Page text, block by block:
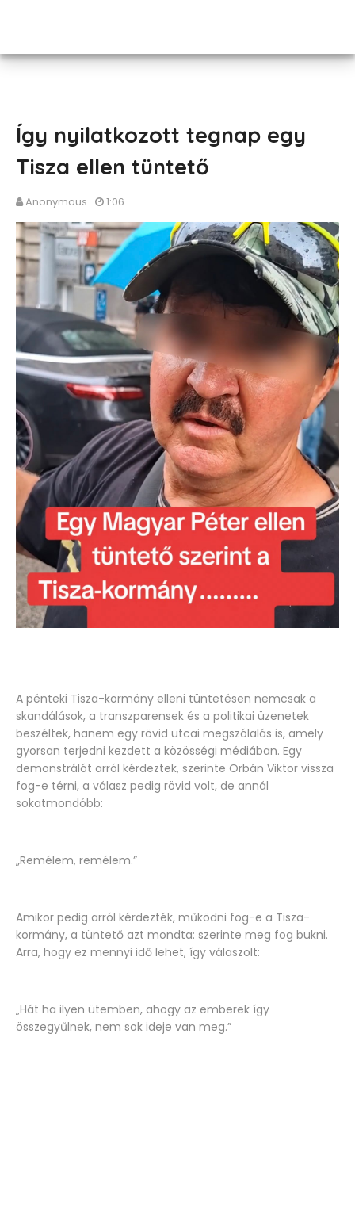
Így nyilatkozott tegnap egy
Tisza ellen tüntető
Anonymous 1:06
A pénteki Tisza-kormány elleni tüntetésen nemcsak a
skandálások, a transzparensek és a politikai üzenetek
beszéltek, hanem egy rövid utcai megszólalás is, amely
gyorsan terjedni kezdett a közösségi médiában. Egy
demonstrálót arról kérdeztek, szerinte Orbán Viktor vissza
fog-e térni, a válasz pedig rövid volt, de annál
sokatmondóbb:
„Remélem, remélem.”
Amikor pedig arról kérdezték, működni fog-e a Tisza-
kormány, a tüntető azt mondta: szerinte meg fog bukni.
Arra, hogy ez mennyi idő lehet, így válaszolt:
„Hát ha ilyen ütemben, ahogy az emberek így
összegyűlnek, nem sok ideje van meg.”